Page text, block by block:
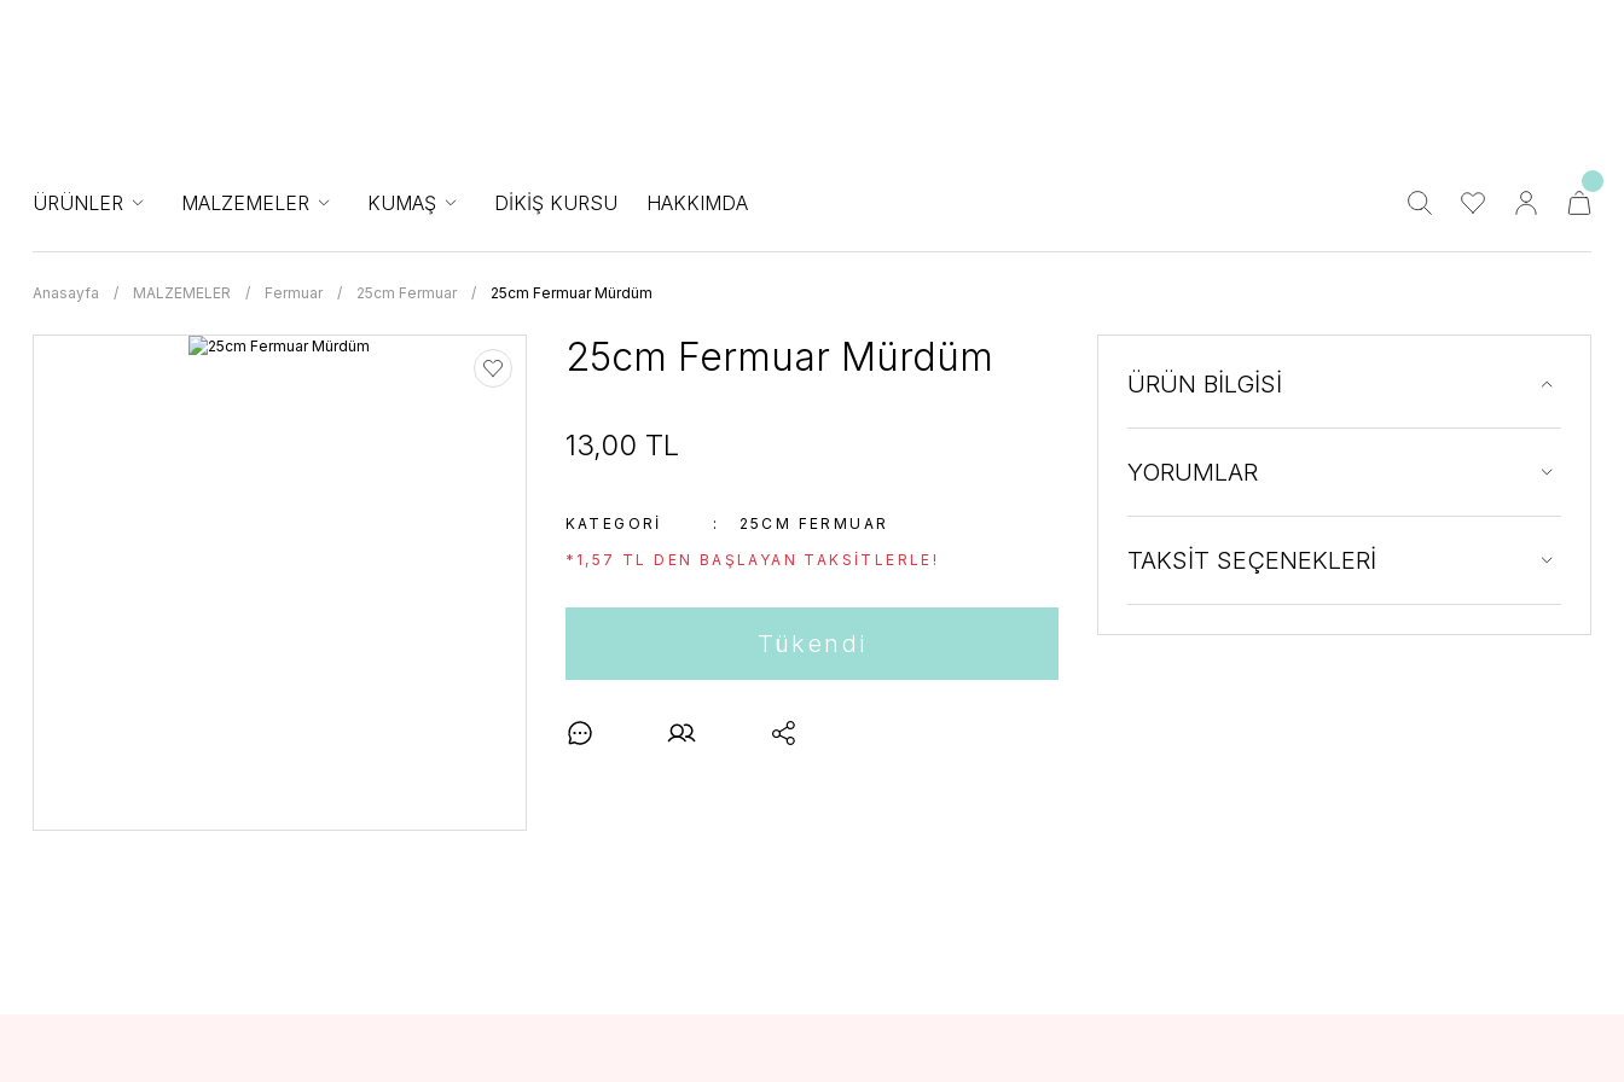
ÜRÜNLER MALZEMELER KUMAŞ DİKİŞ KURSU HAKKIMDA
Anasayfa MALZEMELER Fermuar 25cm Fermuar 25cm Fermuar Mürdüm
25cm Fermuar Mürdüm
13,00 TL
KATEGORI
25CM FERMUAR
*1,57 TL DEN BAŞLAYAN TAKSITLERLE!
Tükendi
ÜRÜN BİLGİSİ
YORUMLAR
TAKSİT SEÇENEKLERİ